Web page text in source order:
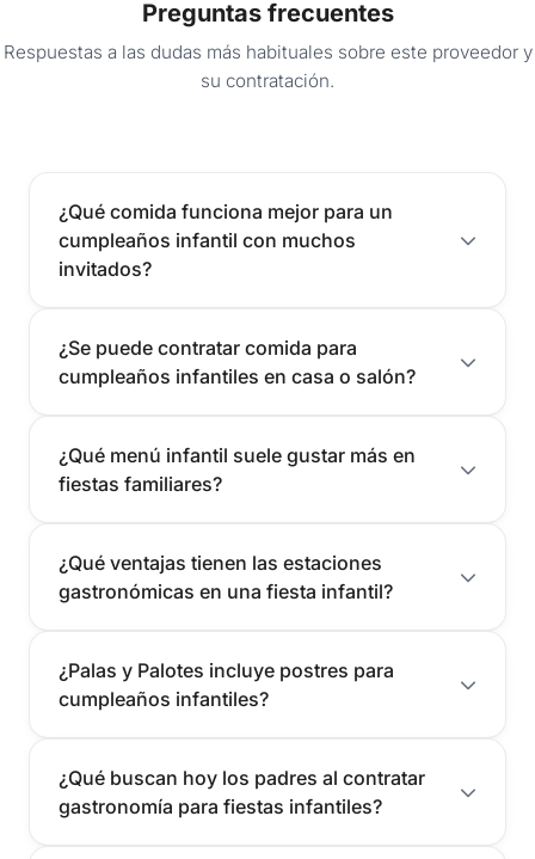
Preguntas frecuentes
Respuestas a las dudas más habituales sobre este proveedor y
su contratación.
¿Qué comida funciona mejor para un
cumpleaños infantil con muchos
invitados?
¿Se puede contratar comida para
cumpleaños infantiles en casa o salón?
¿Qué menú infantil suele gustar más en
fiestas familiares?
¿Qué ventajas tienen las estaciones
gastronómicas en una fiesta infantil?
¿Palas y Palotes incluye postres para
cumpleaños infantiles?
¿Qué buscan hoy los padres al contratar
gastronomía para fiestas infantiles?